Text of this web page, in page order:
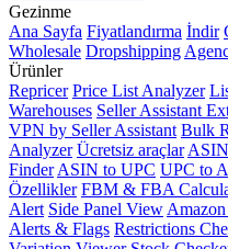
Gezinme
Ana Sayfa Fiyatlandırma İndir
Wholesale Dropshipping
Ürünler
Repricer Price List Analyzer
Warehouses Seller Assistant
VPN by Seller Assistant Bulk
Analyzer Ücretsiz araçlar
Finder ASIN to UPC UPC to
Özellikler FBM & FBA
Alert Side Panel View
Alerts & Flags Restrictions